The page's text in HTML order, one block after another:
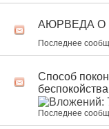
АЮРВЕДА
Последнее
Способ
Последнее